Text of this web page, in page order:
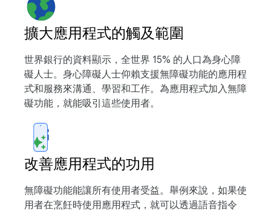
擴大應用程式的觸及範圍
世界銀行的資料顯示，全世界 15% 的人口為身心障
礙人士。身心障礙人士仰賴支援無障礙功能的應用程
式和服務來溝通、學習和工作。為應用程式加入無障
礙功能，就能吸引這些使用者。
改善應用程式的功用
無障礙功能能讓所有使用者受益。舉例來說，如果使
用者在烹飪時使用應用程式，就可以透過語音指令